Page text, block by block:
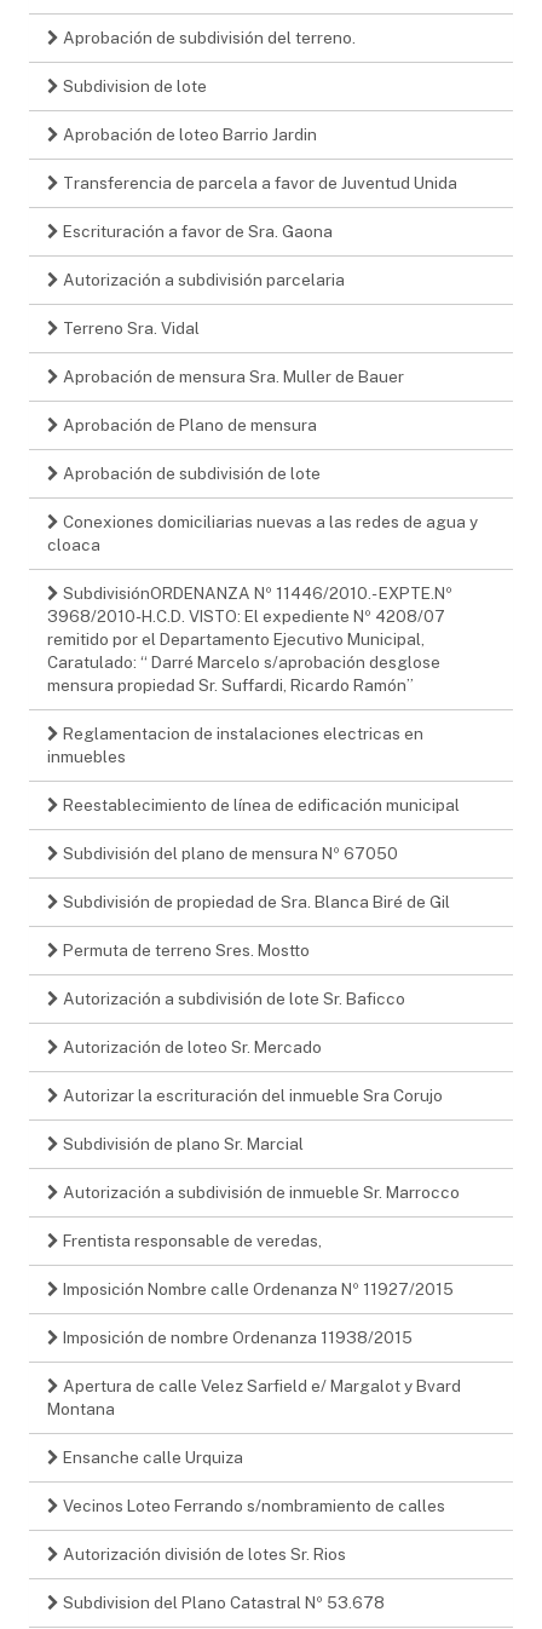
Aprobación de subdivisión del terreno.
Subdivision de lote
Aprobación de loteo Barrio Jardin
Transferencia de parcela a favor de Juventud Unida
Escrituración a favor de Sra. Gaona
Autorización a subdivisión parcelaria
Terreno Sra. Vidal
Aprobación de mensura Sra. Muller de Bauer
Aprobación de Plano de mensura
Aprobación de subdivisión de lote
Conexiones domiciliarias nuevas a las redes de agua y
cloaca
SubdivisiónORDENANZA Nº 11446/2010.- EXPTE.Nº
3968/2010-H.C.D. VISTO: El expediente Nº 4208/07
remitido por el Departamento Ejecutivo Municipal,
Caratulado: “ Darré Marcelo s/aprobación desglose
mensura propiedad Sr. Suffardi, Ricardo Ramón”
Reglamentacion de instalaciones electricas en
inmuebles
Reestablecimiento de línea de edificación municipal
Subdivisión del plano de mensura Nº 67050
Subdivisión de propiedad de Sra. Blanca Biré de Gil
Permuta de terreno Sres. Mostto
Autorización a subdivisión de lote Sr. Baficco
Autorización de loteo Sr. Mercado
Autorizar la escrituración del inmueble Sra Corujo
Subdivisión de plano Sr. Marcial
Autorización a subdivisión de inmueble Sr. Marrocco
Frentista responsable de veredas,
Imposición Nombre calle Ordenanza Nº 11927/2015
Imposición de nombre Ordenanza 11938/2015
Apertura de calle Velez Sarfield e/ Margalot y Bvard
Montana
Ensanche calle Urquiza
Vecinos Loteo Ferrando s/nombramiento de calles
Autorización división de lotes Sr. Rios
Subdivision del Plano Catastral Nº 53.678